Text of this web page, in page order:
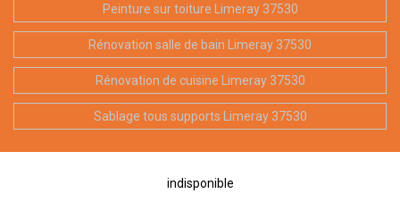
Peinture sur toiture Limeray 37530
Rénovation salle de bain Limeray 37530
Rénovation de cuisine Limeray 37530
Sablage tous supports Limeray 37530
indisponible